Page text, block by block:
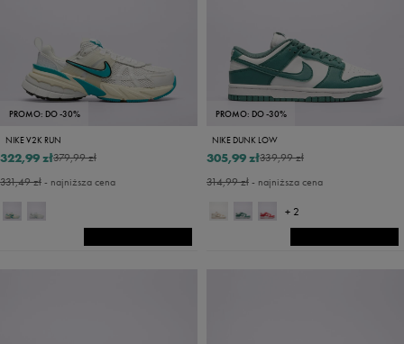
PROMO: DO -30%
NIKE V2K RUN
379,99 zł
322,99 zł
331,49 zł- najniższa cena
PROMO: DO -30%
NIKE DUNK LOW
339,99 zł
305,99 zł
314,99 zł- najniższa cena
+ 2